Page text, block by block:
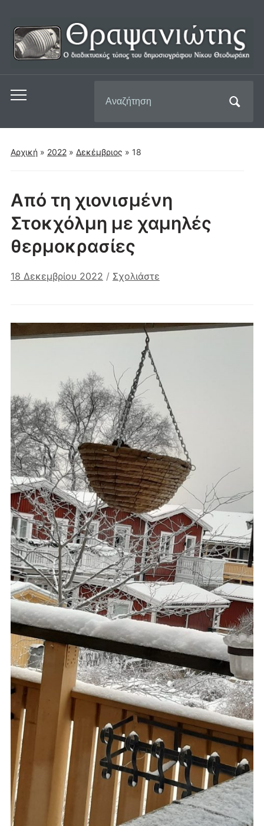
Εναλλαγή
μενού
για
για:
Αρχική » 2022» Δεκέμβριος » 18
Από τη χιονισμένη
Στοκχόλμη με χαμηλές
θερμοκρασίες
18 Δεκεμβρίου 2022 / Σχολιάστε